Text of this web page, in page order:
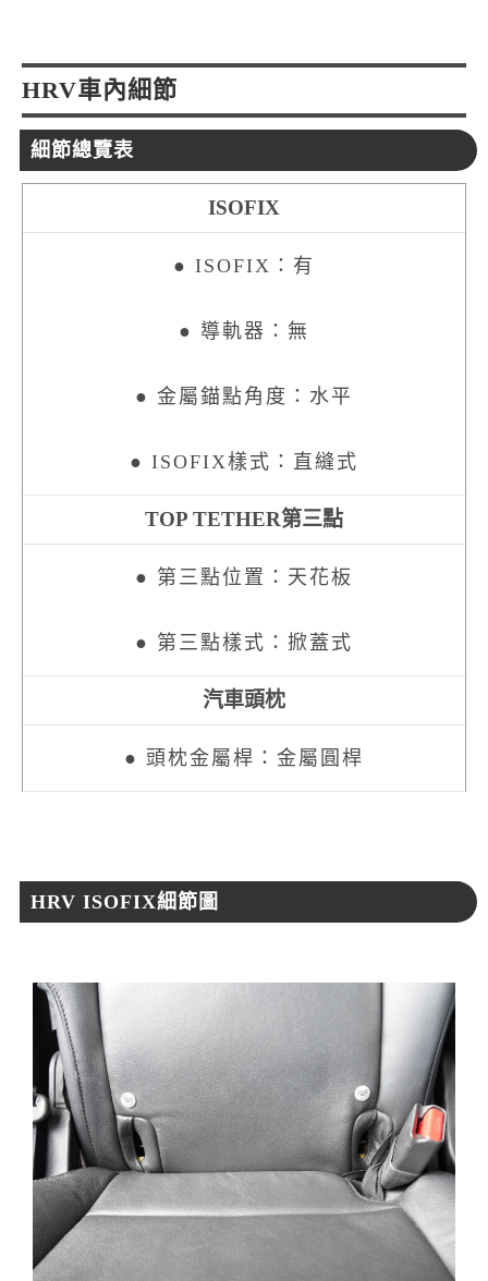
HRV車內細節
細節總覽表
ISOFIX
● ISOFIX：有
● 導軌器：無
● 金屬錨點角度：水平
● ISOFIX樣式：直縫式
TOP TETHER第三點
● 第三點位置：天花板
● 第三點樣式：掀蓋式
汽車頭枕
● 頭枕金屬桿：金屬圓桿
HRV ISOFIX細節圖